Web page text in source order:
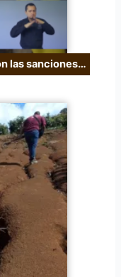
las sanciones…